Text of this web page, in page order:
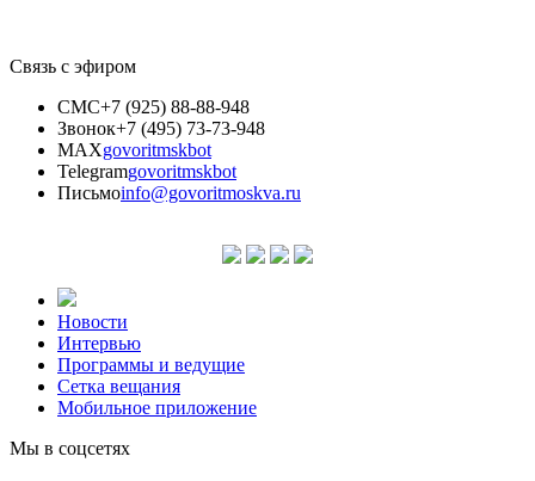
Связь с эфиром
СМС+7 (925) 88-88-948
Звонок+7 (495) 73-73-948
MAXgovoritmskbot
Telegramgovoritmskbot
Письмоinfo@govoritmoskva.ru
Новости
Интервью
Программы и ведущие
Сетка вещания
Мобильное приложение
Мы в соцсетях